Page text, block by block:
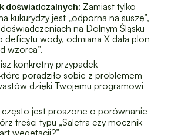
doświadczalnych: Zamiast tylko
kukurydzy jest „odporna na suszę”,
na Dolnym Śląsku
wody, odmiana X dała plon
wzorca”.
konkretny przypadek
poradziło sobie z problemem
dzięki Twojemu programowi
często jest proszone o porównanie
treści typu „Saletra czy mocznik –